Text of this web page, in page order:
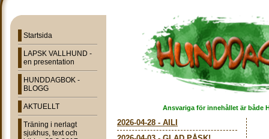
Startsida
LAPSK VALLHUND -
en presentation
HUNDDAGBOK -
BLOGG
AKTUELLT
Träning i nerlagt
sjukhus, text och
Ansvariga för innehållet är både
2026-04-28 - AILI